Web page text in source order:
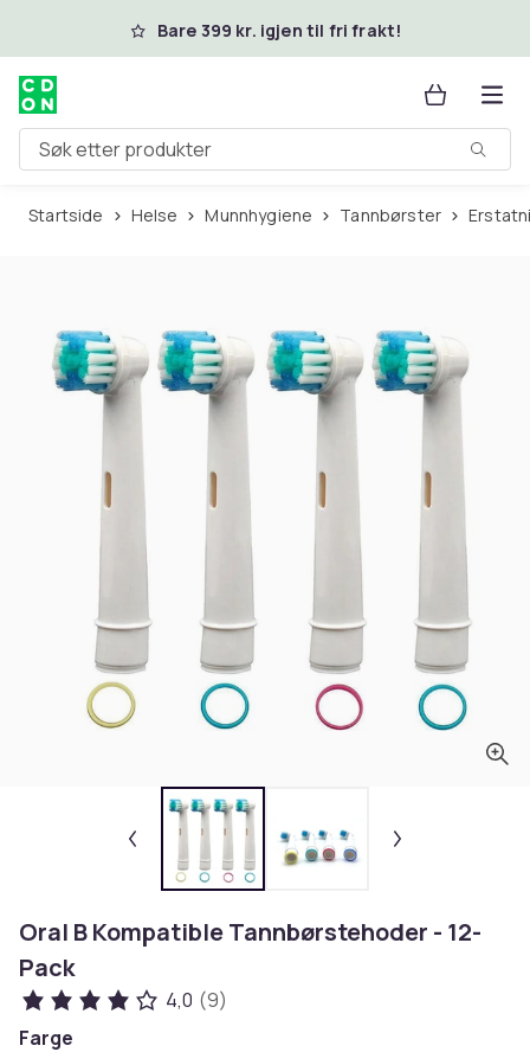
Hopp til hovedinnholdBare 399 kr. igjen til fri frakt!
Søk etter produkter
Startside Helse Munnhygiene Tannbørster
Oral B Kompatible Tannbørstehoder - 12-
Pack
4,0 (9)
Farge